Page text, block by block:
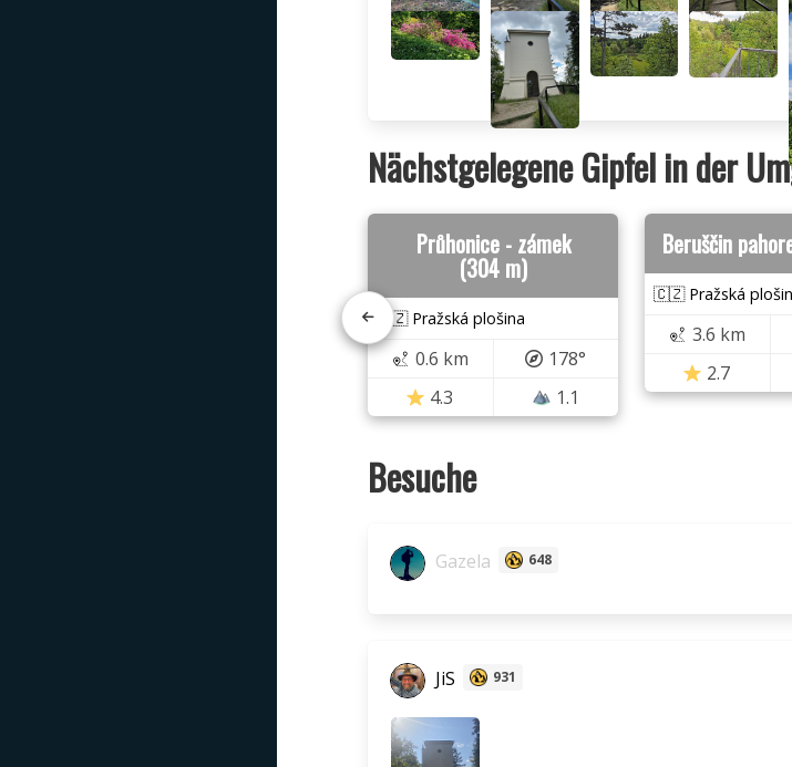
Nächstgelegene Gipfel in der
Průhonice - zámek
(304 m)
🇨🇿 Pražská plošina
0.6 km
178°
4.3
1.1
Beruščin
🇨🇿 Pražská
3.6 km
2.7
Besuche
Gazela 648
JiS 931